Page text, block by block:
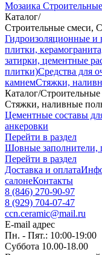
Мозаика
Каталог/
Строительные смеси,
Гидроизоляционные и
плитки,
затирки, цементные
плитки)Средства для
камнемСтяжки,
Каталог/
Стяжки, наливные
Цементные составы
анкеровки
Перейти в раздел
Шовные заполнители,
Перейти в раздел
Доставка и оплата
салонеКонтакты
8 (846) 270-90-97
8 (929) 704-07-47
ccn.ceramic@mail.ru
E-mail адрес
Пн. - Пят.: 10:00-19:00
Суббота 10.00-18.00